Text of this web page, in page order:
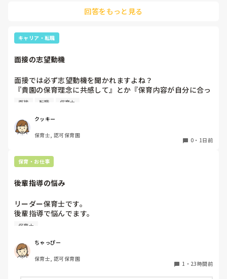
回答をもっと見る
キャリア・転職
面接の志望動機
面接では必ず志望動機を聞かれますよね？
『貴園の保育理念に共感して』とか『保育内容が自分に合っ
てると思いました』等々が多いかと思いますが、実際はどう
私自身、園の雰囲気とか園の規模、保育内容は勘案しますが
正直なところ、家から通いやすいか、給与はどうか…という
ところに重きを置いています
皆さんは、志望動機をどのように答えていますか？また、本
音はどうですか？
面接 転職 保育士
クッキー
保育士, 認可保育園
0 ・ 1日前
保育・お仕事
後輩指導の悩み
リーダー保育士です。
後輩指導で悩んでます。
初めて年長を持つ後輩がいますが
いで様子見てると直前になるまで何もアクションがなかった
り
他の職員に聞いてる様子もなくて
保育士
ちゃっぴー
保育士, 認可保育園
1 ・ 23時間前